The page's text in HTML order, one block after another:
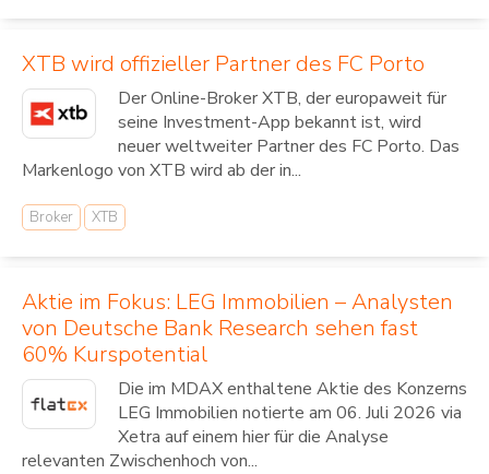
XTB wird offizieller Partner des FC Porto
Der Online-Broker XTB, der europaweit für
seine Investment-App bekannt ist, wird
neuer weltweiter Partner des FC Porto. Das
Markenlogo von XTB wird ab der in...
Broker XTB
Aktie im Fokus: LEG Immobilien – Analysten
von Deutsche Bank Research sehen fast
60% Kurspotential
Die im MDAX enthaltene Aktie des Konzerns
LEG Immobilien notierte am 06. Juli 2026 via
Xetra auf einem hier für die Analyse
relevanten Zwischenhoch von...